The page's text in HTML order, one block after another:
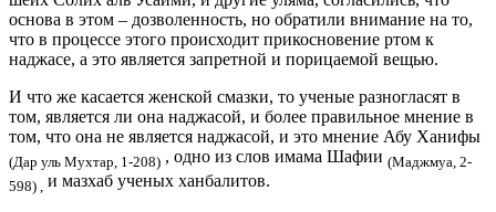
основа в этом – дозволенность, но обратили внимание на то,
что в процессе этого происходит прикосновение ртом к
наджасе, а это является запретной и порицаемой вещью.
И что же касается женской смазки, то ученые разногласят в
том, является ли она наджасой, и более правильное мнение в
том, что она не является наджасой, и это мнение Абу Ханифы
(Дар уль Мухтар, 1-208) , одно из слов имама Шафии (Маджмуа, 2-
598) , и мазхаб ученых ханбалитов.